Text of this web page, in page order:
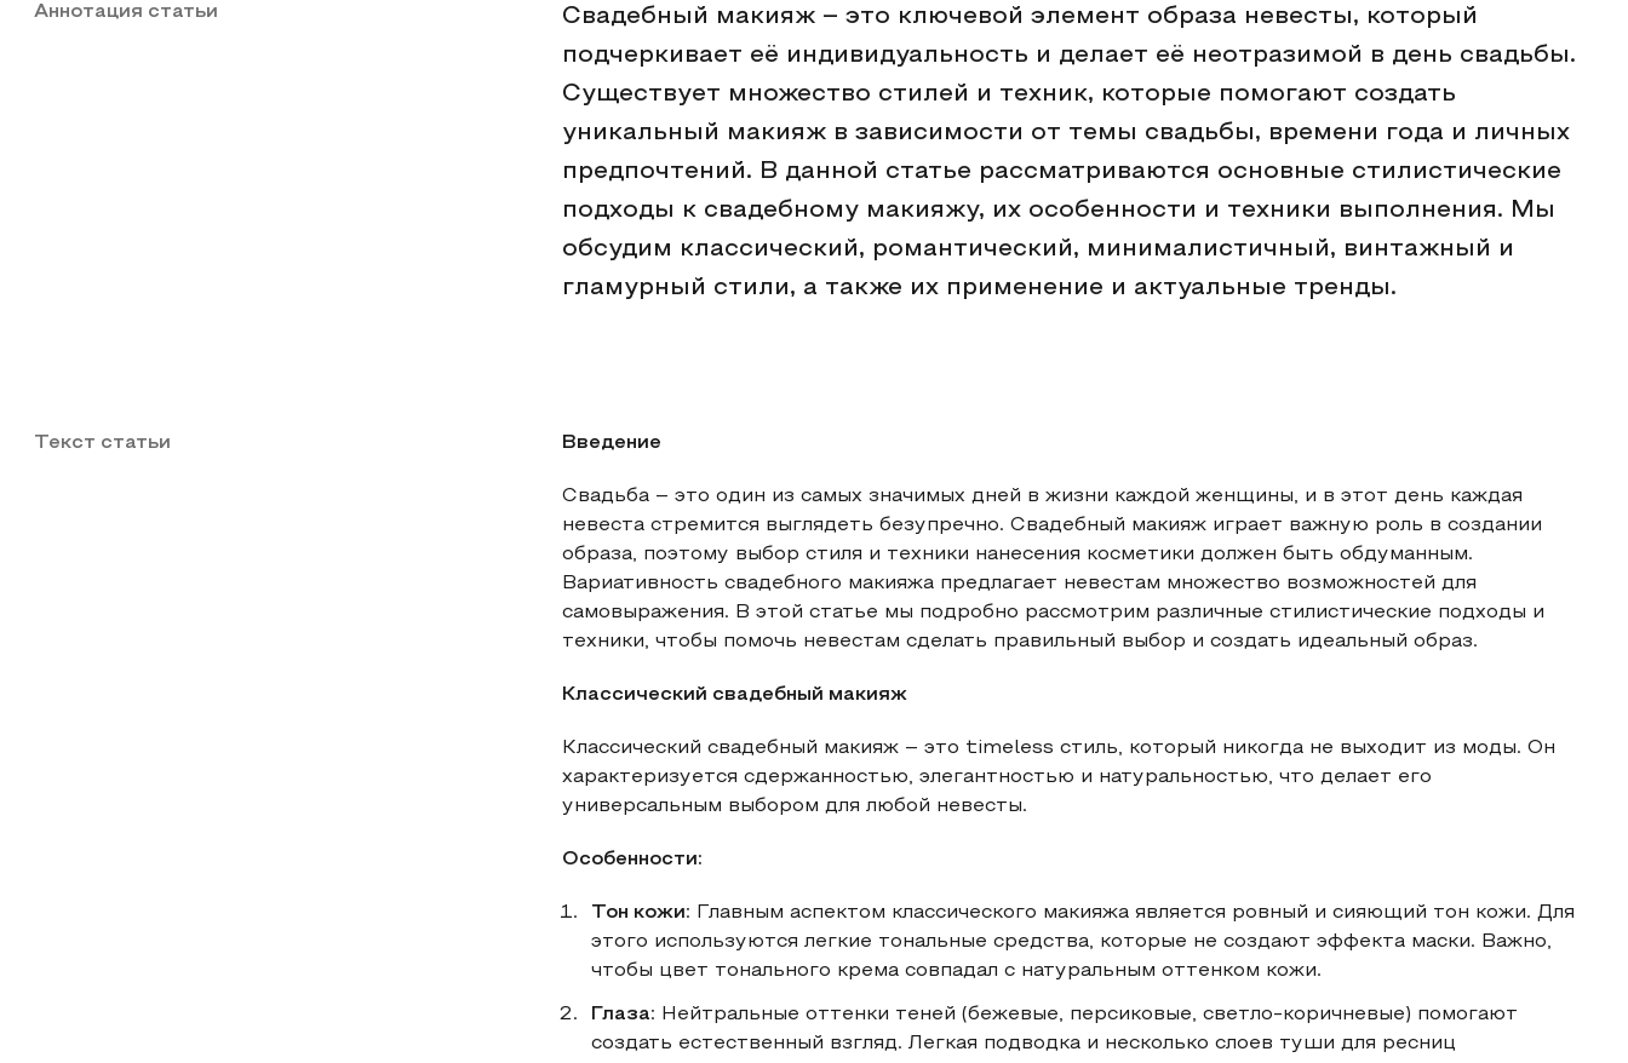
Аннотация статьи
Свадебный макияж – это ключевой элемент образа невесты, который
подчеркивает её индивидуальность и делает её неотразимой в день свадьбы.
Существует множество стилей и техник, которые помогают создать
уникальный макияж в зависимости от темы свадьбы, времени года и личных
предпочтений. В данной статье рассматриваются основные стилистические
подходы к свадебному макияжу, их особенности и техники выполнения. Мы
обсудим классический, романтический, минималистичный, винтажный и
гламурный стили, а также их применение и актуальные тренды.
Текст статьи Введение
Свадьба – это один из самых значимых дней в жизни каждой женщины, и в этот день каждая
невеста стремится выглядеть безупречно. Свадебный макияж играет важную роль в создании
образа, поэтому выбор стиля и техники нанесения косметики должен быть обдуманным.
Вариативность свадебного макияжа предлагает невестам множество возможностей для
самовыражения. В этой статье мы подробно рассмотрим различные стилистические подходы и
техники, чтобы помочь невестам сделать правильный выбор и создать идеальный образ.
Классический свадебный макияж
Классический свадебный макияж – это timeless стиль, который никогда не выходит из моды. Он
характеризуется сдержанностью, элегантностью и натуральностью, что делает его
универсальным выбором для любой невесты.
Особенности:
Тон кожи: Главным аспектом классического макияжа является ровный и сияющий тон кожи. Для
этого используются легкие тональные средства, которые не создают эффекта маски. Важно,
чтобы цвет тонального крема совпадал с натуральным оттенком кожи.
Глаза: Нейтральные оттенки теней (бежевые, персиковые, светло-коричневые) помогают
создать естественный взгляд. Легкая подводка и несколько слоев туши для ресниц